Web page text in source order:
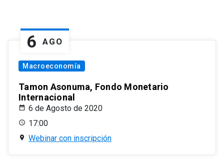
6 AGO
Macroeconomía
Tamon Asonuma, Fondo Monetario
Internacional
6 de Agosto de 2020
17:00
Webinar con inscripción